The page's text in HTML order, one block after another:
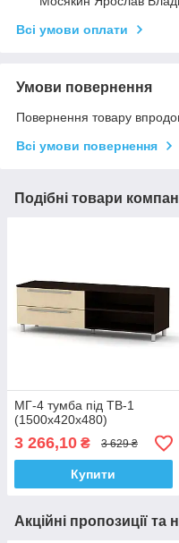
Всі умови оплати
Умови повернення
Повернення товару
Всі умови повернення
Подібні товари
МГ-4 тумба під ТВ-1
(1500х420х480)
3 266,10 ₴ 3 629 ₴
Купити
Акційні пропозиції та